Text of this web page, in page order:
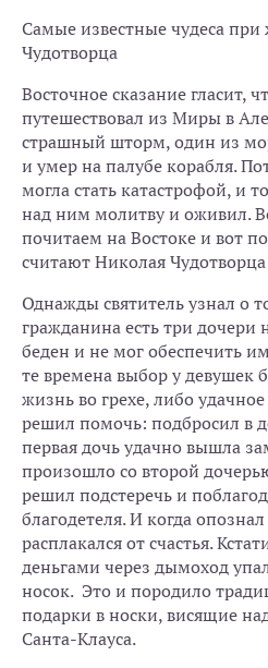
Самые известные чудеса
Чудотворца
Восточное сказание гласит,
путешествовал из Миры в
страшный шторм, один из
и умер на палубе корабля.
могла стать катастрофой, и
над ним молитву и оживил.
почитаем на Востоке и вот
считают Николая
Однажды святитель узнал о
гражданина есть три дочери
беден и не мог обеспечить
те времена выбор у девушек
жизнь во грехе, либо
решил помочь: подбросил в
первая дочь удачно вышла
произошло со второй
решил подстеречь и
благодетеля. И когда
расплакался от счастья.
деньгами через дымоход
носок. Это и породило
подарки в носки, висящие
Cанта-Клауса.